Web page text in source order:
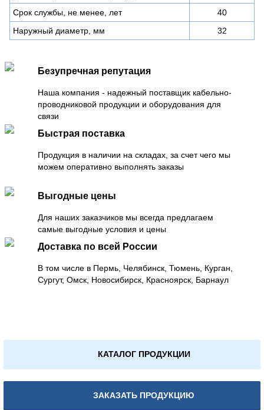
Срок службы, не менее, лет
40
Наружный диаметр, мм
32
Безупречная репутация
Наша компания - надежный поставщик кабельно-
проводниковой продукции и оборудования для
связи
Быстрая поставка
Продукция в наличии на складах, за счет чего мы
можем оперативно выполнять заказы
Выгодные цены
Для наших заказчиков мы всегда предлагаем
самые выгодные условия и цены
Доставка по всей России
В том числе в Пермь, Челябинск, Тюмень, Курган,
Сургут, Омск, Новосибирск, Красноярск, Барнаул
КАТАЛОГ ПРОДУКЦИИ
ЗАКАЗАТЬ ПРОДУКЦИЮ